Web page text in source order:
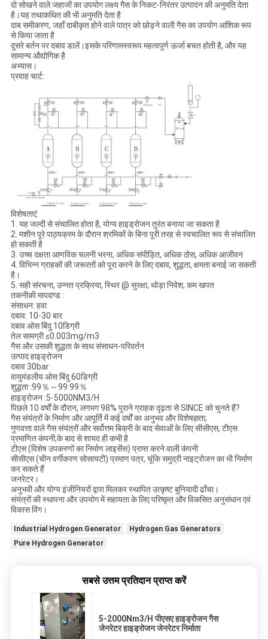
दो सोखने वाले जहाजों का उपयोग लक्ष्य गैस के निकट-निरंतर उत्पादन की अनुमति देता
है।यह तथाकथित की भी अनुमति देता है
दाब समीकरण, जहाँ दाबीकृत होने वाले पात्र को छोड़ने वाली गैस का उपयोग आंशिक रूप
से किया जाता है
दूसरे बर्तन पर दबाव डालें।इसके परिणामस्वरूप महत्वपूर्ण ऊर्जा बचत होती है, और यह
सामान्य औद्योगिक है
अभ्यास।
प्रवाह चार्ट:
विशेषताएं:
1. यह जल्दी से संचालित होता है, योग्य हाइड्रोजन तुरंत बनाया जा सकता है
2. मशीन पूरे पाठ्यक्रम के दौरान श्रमिकों के बिना पूरी तरह से स्वचालित रूप से संचालित
हो सकती है
3. उच्च दक्षता आणविक चलनी भरना, अधिक संपीड़ित, अधिक ठोस, अधिक आजीवन
4. विभिन्न ग्राहकों की जरूरतों को पूरा करने के लिए दबाव, शुद्धता, क्षमता बनाई जा सकती
है।
5. सही संरचना, उन्नत प्रक्रिया, स्थिर @ सुरक्षा, थोड़ा निवेश, कम खपत
तकनीकी मापदण्ड :
संसाधन: हवा
दबाव: 10-30 बार
दबाव ओस बिंदु 10डिग्री
तेल सामग्री ≤0.003mg/m3
गैस और उसकी शुद्धता के साथ संसाधन-परिवर्तन
उत्पाद हाइड्रोजन
दबाव 30bar
वायुमंडलीय ओस बिंदु 60डिग्री
शुद्धता :99％～99.99％
हाइड्रोजन :5-5000NM3/H
पिछले 10 वर्षों के दौरान, लगभग 98% पुराने ग्राहक दृढ़ता से SINCE को चुनते हैं?
गैस संयंत्रों के निर्माण और आपूर्ति में कई वर्षों का अनुभव और विशेषज्ञता;
गुणवत्ता वाले गैस संयंत्रों और सर्वोत्तम बिक्री के बाद सेवाओं के लिए सीसीएस, टीएस
प्रमाणित कंपनी;के बाद से शायद ही कभी है
टीएस (विशेष उपकरणों का निर्माण लाइसेंस) प्राप्त करने वाली कंपनी
सीसीएस (चीन वर्गीकरण सोसायटी) प्रमाण पत्र, चूंकि समुद्री नाइट्रोजन का भी निर्माण
कर सकते हैं
जनरेटर।
अनुभवी और योग्य इंजीनियरों द्वारा मिलकर स्थापित उत्कृष्ट बुनियादी ढाँचा।
संयंत्रों की स्थापना और उपयोग में सहायता के लिए परिष्कृत और विकसित अनुसंधान एवं
विकास विंग।
Industrial Hydrogen Generator
Hydrogen Gas Generators
Pure Hydrogen Generator
सबसे उत्तम प्रतिदान प्राप्त करें
5-2000Nm3/H पीएसए हाइड्रोजन गैस
जेनरेटर हाइड्रोजन जेनरेटर निर्माता